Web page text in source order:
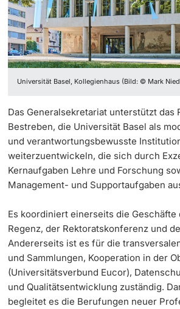
Doktorierende
weitere Informationen
Fördernde &
weitere Informationen
Dozierende
Weiterbildung
Universität
EPICUR
Datenschutzbeauftragte der
Nachhaltigkeit
Qualitätsentwicklung
Informationstechnologie (IVIT)
Vizerektorat Forschung
Vizerektorat Lehre
Direktion Infrastruktur & Betrieb
Direktion Finanzen
Innovation
Fakultäten & Departemente
Netzwerke & Partnerschaften
Universität & Gesellschaft
Jobs & Karriere
Immobilien & Bauprojekte
Rechtserlasse
Fundraising
Merchandise
KI-Initiative
Universität Basel, Kollegienhaus (Bild: © Mark
Das Generalsekretariat unterstützt das
Bestreben, die Universität Basel als
und verantwortungsbewusste
weiterzuentwickeln, die sich durch
Kernaufgaben Lehre und Forschung
Management- und Supportaufgaben
Es koordiniert einerseits die Geschäfte
Regenz, der Rektoratskonferenz und
Andererseits ist es für die
und Sammlungen, Kooperation in der
(Universitätsverbund Eucor),
und Qualitätsentwicklung zuständig.
begleitet es die Berufungen neuer